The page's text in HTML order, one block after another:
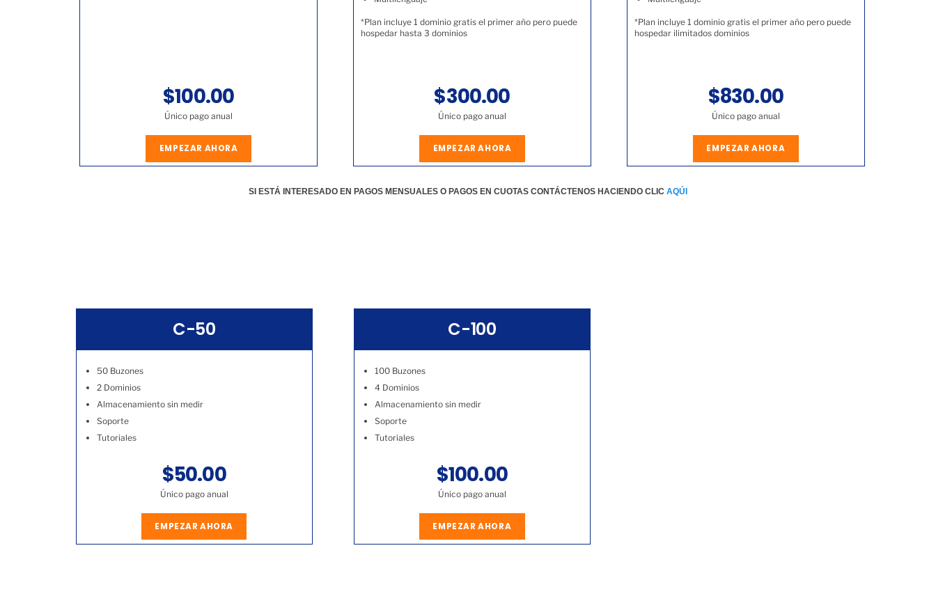
$100.00
Único pago anual
EMPEZAR AHORA
*Plan incluye 1 dominio gratis el primer año pero puede
hospedar hasta 3 dominios
$300.00
Único pago anual
EMPEZAR AHORA
*Plan incluye 1 dominio gratis el primer año pero puede
hospedar ilimitados dominios
$830.00
Único pago anual
EMPEZAR AHORA
SI ESTÁ INTERESADO EN PAGOS MENSUALES O PAGOS EN CUOTAS CONTÁCTENOS HACIENDO CLIC AQÚI
C-50
50 Buzones
2 Dominios
Almacenamiento sin medir
Soporte
Tutoriales
$50.00
Único pago anual
EMPEZAR AHORA
C-100
100 Buzones
4 Dominios
Almacenamiento sin medir
Soporte
Tutoriales
$100.00
Único pago anual
EMPEZAR AHORA